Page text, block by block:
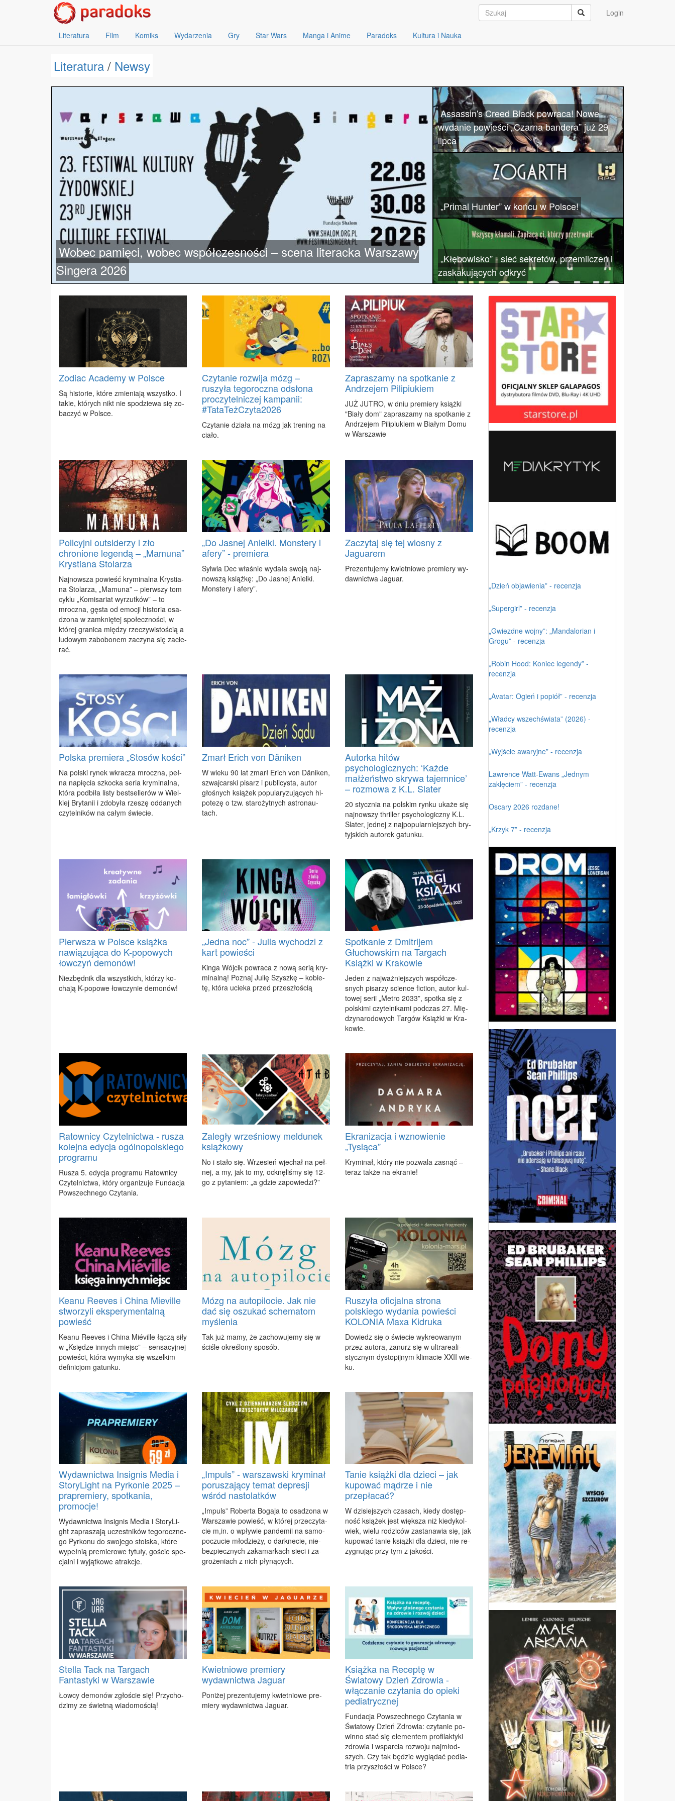
Login
Literatura Film Komiks Wydarzenia Gry Star Wars Manga i Anime Paradoks Kultura i Nauka
Literatura / Newsy
Wobec pamięci, wobec współczesności – scena literacka Warszawy
Singera 2026
Assassin's Creed Black powraca! Nowe
wydanie powieści „Czarna bandera” już 29
lipca
„Primal Hunter” w końcu w Polsce!
„Kłębowisko” - sieć sekretów, przemilczeń i
zaskakujących odkryć
Zodiac Academy w Polsce
Są hi­sto­rie, któ­re zmie­nia­ją wszyst­ko. I
ta­kie, któ­rych nikt nie spo­dzie­wa się zo­
ba­czyć w Pol­sce.
Czytanie rozwija mózg –
ruszyła tegoroczna odsłona
proczytelniczej kampanii:
#TataTeżCzyta2026
Czy­ta­nie dzia­ła na mózg jak tre­ning na
cia­ło.
Zapraszamy na spotkanie z
Andrzejem Pilipiukiem
JUŻ JU­TRO, w dniu pre­mie­ry książ­ki
"Bia­ły dom" za­pra­sza­my na spo­tka­nie z
An­drze­jem Pi­li­piu­kiem w Bia­łym Do­mu
w War­sza­wie
Policyjni outsiderzy i zło
chronione legendą – „Mamuna”
Krystiana Stolarza
Naj­now­sza po­wieść kry­mi­nal­na Kry­stia­
na Sto­la­rza, „Ma­mu­na” – pierw­szy tom
cy­klu „Ko­mi­sa­riat wy­rzut­ków” – to
mrocz­na, gę­sta od emo­cji hi­sto­ria osa­
dzo­na w za­mknię­tej spo­łecz­no­ści, w
któ­rej gra­ni­ca mię­dzy rze­czy­wi­sto­ścią a
lu­do­wym za­bo­bo­nem za­czy­na się za­cie­
rać.
„Do Jasnej Anielki. Monstery i
afery” - premiera
Syl­wia Dec wła­śnie wy­da­ła swo­ją naj­
now­szą książ­kę: „Do Ja­snej Aniel­ki.
Mon­ste­ry i afe­ry”.
Zaczytaj się tej wiosny z
Jaguarem
Pre­zen­tu­je­my kwiet­nio­we pre­mie­ry wy­
daw­nic­twa Ja­gu­ar.
Polska premiera „Stosów kości”
Na pol­ski ry­nek wkra­cza mrocz­na, peł­
na na­pię­cia szkoc­ka se­ria kry­mi­nal­na,
któ­ra pod­bi­ła li­sty be­st­sel­le­rów w Wiel­
kiej Bry­ta­nii i zdo­by­ła rze­szę od­da­nych
czy­tel­ni­ków na ca­łym świe­cie.
Zmarł Erich von Däniken
W wie­ku 90 lat zmarł Erich von Däni­ken,
szwaj­car­ski pi­sarz i pu­bli­cy­sta, au­tor
gło­śnych ksią­żek po­pu­la­ry­zu­ją­cych hi­
po­te­zę o tzw. sta­ro­żyt­nych astro­nau­
tach.
Autorka hitów
psychologicznych: ‘Każde
małżeństwo skrywa tajemnice’
– rozmowa z K.L. Slater
20 stycz­nia na pol­skim ryn­ku uka­że się
naj­now­szy thril­ler psy­cho­lo­gicz­ny K.L.
Sla­ter, jed­nej z naj­po­pu­lar­niej­szych bry­
tyj­skich au­to­rek ga­tun­ku.
Pierwsza w Polsce książka
nawiązująca do K-popowych
łowczyń demonów!
Nie­zbęd­nik dla wszyst­kich, któ­rzy ko­
cha­ją K-po­po­we łow­czy­nie de­mo­nów!
„Jedna noc” - Julia wychodzi z
kart powieści
Kin­ga Wój­cik po­wra­ca z no­wą se­rią kry­
mi­nal­ną! Po­znaj Ju­lię Szysz­kę – ko­bie­
tę, któ­ra ucie­ka przed prze­szło­ścią
Spotkanie z Dmitrijem
Głuchowskim na Targach
Książki w Krakowie
Je­den z naj­waż­niej­szych współ­cze­
snych pi­sa­rzy scien­ce fic­tion, au­tor kul­
to­wej se­rii „Me­tro 2033”, spo­tka się z
pol­ski­mi czy­tel­ni­ka­mi pod­czas 27. Mię­
dzy­na­ro­do­wych Tar­gów Książ­ki w Kra­
ko­wie.
Ratownicy Czytelnictwa - rusza
kolejna edycja ogólnopolskiego
programu
Ru­sza 5. edy­cja pro­gra­mu Ra­tow­ni­cy
Czy­tel­nic­twa, któ­ry or­ga­ni­zu­je Fun­da­cja
Po­wszech­ne­go Czy­ta­nia.
Zaległy wrześniowy meldunek
książkowy
No i sta­ło się. Wrze­sień wje­chał na peł­
nej, a my, jak to my, ock­nę­li­śmy się 12-
go z py­ta­niem: „a gdzie za­po­wie­dzi?”
Ekranizacja i wznowienie
„Tysiąca”
Kry­mi­nał, któ­ry nie po­zwa­la za­snąć –
te­raz tak­że na ekra­nie!
Keanu Reeves i China Mieville
stworzyli eksperymentalną
powieść
Ke­anu Re­eves i Chi­na Miévil­le łą­czą si­ły
w „Księ­dze in­nych miejsc” – sen­sa­cyj­nej
po­wie­ści, któ­ra wy­my­ka się wszel­kim
de­fi­ni­cjom ga­tun­ku.
Mózg na autopilocie. Jak nie
dać się oszukać schematom
myślenia
Tak już ma­my, że za­cho­wu­je­my się w
ści­śle okre­ślo­ny spo­sób.
Ruszyła oficjalna strona
polskiego wydania powieści
KOLONIA Maxa Kidruka
Do­wiedz się o świe­cie wy­kre­owa­nym
przez au­to­ra, za­nurz się w ul­tra­re­ali­
stycz­nym dys­to­pij­nym kli­ma­cie XXII wie­
ku.
Wydawnictwa Insignis Media i
StoryLight na Pyrkonie 2025 –
prapremiery, spotkania,
promocje!
Wy­daw­nic­twa In­si­gnis Me­dia i Sto­ry­Li­
ght za­pra­sza­ją uczest­ni­ków te­go­rocz­ne­
go Pyr­ko­nu do swo­je­go sto­iska, któ­re
wy­peł­nią pre­mie­ro­we ty­tu­ły, go­ście spe­
cjal­ni i wy­jąt­ko­we atrak­cje.
„Impuls” - warszawski kryminał
poruszający temat depresji
wśród nastolatków
„Im­puls” Ro­ber­ta Bo­ga­ja to osa­dzo­na w
War­sza­wie po­wieść, w któ­rej prze­czy­ta­
cie m,in. o wpły­wie pan­de­mii na sa­mo­
po­czu­cie mło­dzie­ży, o dark­ne­cie, nie­
bez­piecz­nych za­ka­mar­kach sie­ci i za­
gro­że­niach z nich pły­ną­cych.
Tanie książki dla dzieci – jak
kupować mądrze i nie
przepłacać?
W dzi­siej­szych cza­sach, kie­dy do­stęp­
ność ksią­żek jest więk­sza niż kie­dy­kol­
wiek, wie­lu ro­dzi­ców za­sta­na­wia się, jak
ku­po­wać ta­nie książ­ki dla dzie­ci, nie re­
zy­gnu­jąc przy tym z ja­ko­ści.
Stella Tack na Targach
Fantastyki w Warszawie
Łow­cy de­mo­nów zgło­ście się! Przy­cho­
dzi­my ze świet­ną wia­do­mo­ścią!
Kwietniowe premiery
wydawnictwa Jaguar
Po­ni­żej pre­zen­tu­je­my kwiet­nio­we pre­
mie­ry wy­daw­nic­twa Ja­gu­ar.
Książka na Receptę w
Światowy Dzień Zdrowia -
włączanie czytania do opieki
pediatrycznej
Fun­da­cja Po­wszech­ne­go Czy­ta­nia w
Świa­to­wy Dzień Zdro­wia: czy­ta­nie po­
win­no stać się ele­men­tem pro­fi­lak­ty­ki
zdro­wia i wspar­cia roz­wo­ju naj­młod­
szych. Czy tak bę­dzie wy­glą­dać pe­dia­
tria przy­szło­ści w Pol­sce?
„Dzień objawienia” - recenzja
„Supergirl” - recenzja
„Gwiezdne wojny”: „Mandalorian i
Grogu” - recenzja
„Robin Hood: Koniec legendy” -
recenzja
„Avatar: Ogień i popiół” - recenzja
„Władcy wszechświata” (2026) -
recenzja
„Wyjście awaryjne” - recenzja
Lawrence Watt-Ewans „Jednym
zaklęciem” - recenzja
Oscary 2026 rozdane!
„Krzyk 7” - recenzja